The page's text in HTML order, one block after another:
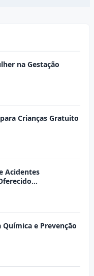
na Gestação
Crianças Gratuito
Acidentes
e Prevenção